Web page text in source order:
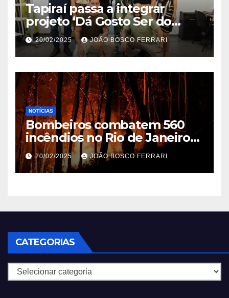
Tapiraí passa a integrar
projeto ‘Dá Gosto Ser do
Ribeira’ | ASN São Paulo
20/02/2025 JOÃO BOSCO FERRARI
NOTÍCIAS
Bombeiros combatem 560
incêndios no Rio de Janeiro
em 2025
20/02/2025 JOÃO BOSCO FERRARI
CATEGORIAS
Categorias